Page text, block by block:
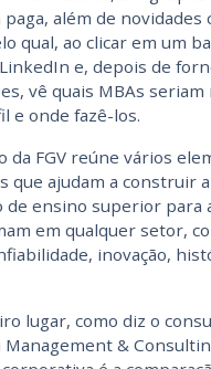
além de novidades
qual, ao clicar em um
e, depois de
vê quais MBAs seriam
e onde fazê-los.
da FGV reúne vários
que ajudam a construir
de ensino superior para
em qualquer setor,
inovação,
lugar, como diz o
Management &